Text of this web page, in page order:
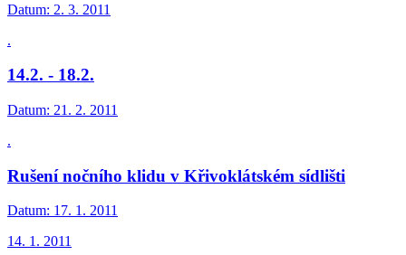
Datum: 2. 3. 2011
.
14.2. - 18.2.
Datum: 21. 2. 2011
.
Rušení nočního klidu v Křivoklátském sídlišti
Datum: 17. 1. 2011
14. 1. 2011